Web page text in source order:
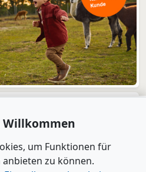
Willkommen
um Funktionen für
zu können.